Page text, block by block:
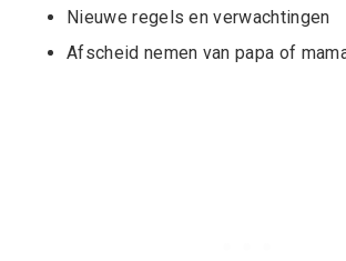
Nieuwe regels en verwachtingen
Afscheid nemen van papa of